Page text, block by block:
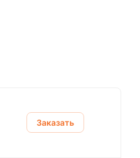
Заказать